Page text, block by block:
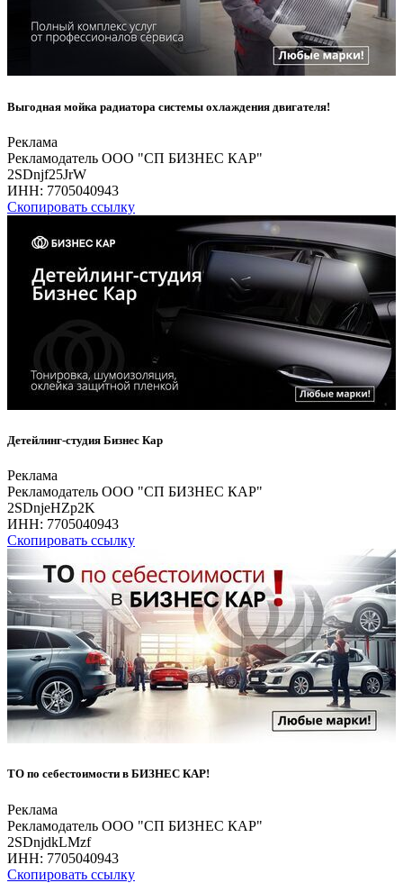
Выгодная мойка радиатора системы охлаждения двигателя!
Реклама
Рекламодатель ООО "СП БИЗНЕС КАР"
2SDnjf25JrW
ИНН: 7705040943
Скопировать ссылку
Детейлинг-студия Бизнес Кар
Реклама
Рекламодатель ООО "СП БИЗНЕС КАР"
2SDnjeHZp2K
ИНН: 7705040943
Скопировать ссылку
ТО по себестоимости в БИЗНЕС КАР!
Реклама
Рекламодатель ООО "СП БИЗНЕС КАР"
2SDnjdkLMzf
ИНН: 7705040943
Скопировать ссылку